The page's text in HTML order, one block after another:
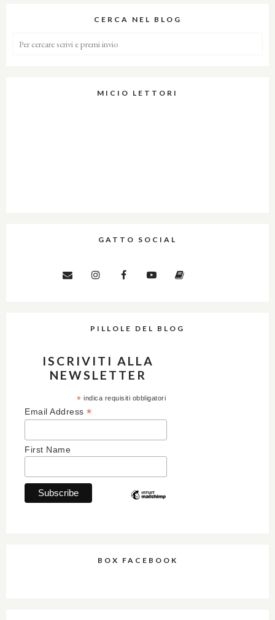
CERCA NEL BLOG
MICIO LETTORI
GATTO SOCIAL
PILLOLE DEL BLOG
ISCRIVITI ALLA
NEWSLETTER
* indica requisiti obbligatori
Email Address *
First Name
BOX FACEBOOK